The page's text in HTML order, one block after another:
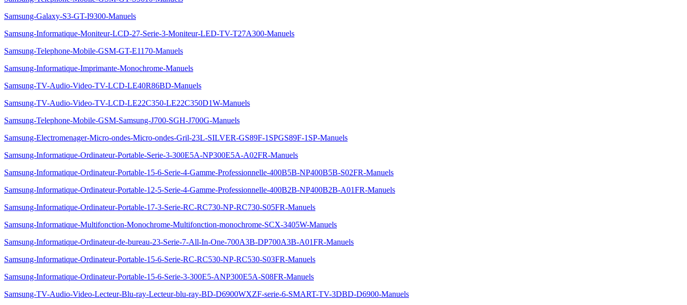
Samsung-Galaxy-S3-GT-I9300-Manuels
Samsung-Informatique-Moniteur-LCD-27-Serie-3-Moniteur-LED-TV-T27A300-Manuels
Samsung-Telephone-Mobile-GSM-GT-E1170-Manuels
Samsung-Informatique-Imprimante-Monochrome-Manuels
Samsung-TV-Audio-Video-TV-LCD-LE40R86BD-Manuels
Samsung-TV-Audio-Video-TV-LCD-LE22C350-LE22C350D1W-Manuels
Samsung-Telephone-Mobile-GSM-Samsung-J700-SGH-J700G-Manuels
Samsung-Electromenager-Micro-ondes-Micro-ondes-Gril-23L-SILVER-GS89F-1SPGS89F-1SP-Manuels
Samsung-Informatique-Ordinateur-Portable-Serie-3-300E5A-NP300E5A-A02FR-Manuels
Samsung-Informatique-Ordinateur-Portable-15-6-Serie-4-Gamme-Professionnelle-400B5B-NP400B5B-S02FR-Manuels
Samsung-Informatique-Ordinateur-Portable-12-5-Serie-4-Gamme-Professionnelle-400B2B-NP400B2B-A01FR-Manuels
Samsung-Informatique-Ordinateur-Portable-17-3-Serie-RC-RC730-NP-RC730-S05FR-Manuels
Samsung-Informatique-Multifonction-Monochrome-Multifonction-monochrome-SCX-3405W-Manuels
Samsung-Informatique-Ordinateur-de-bureau-23-Serie-7-All-In-One-700A3B-DP700A3B-A01FR-Manuels
Samsung-Informatique-Ordinateur-Portable-15-6-Serie-RC-RC530-NP-RC530-S03FR-Manuels
Samsung-Informatique-Ordinateur-Portable-15-6-Serie-3-300E5-ANP300E5A-S08FR-Manuels
Samsung-TV-Audio-Video-Lecteur-Blu-ray-Lecteur-blu-ray-BD-D6900WXZF-serie-6-SMART-TV-3DBD-D6900-Manuels